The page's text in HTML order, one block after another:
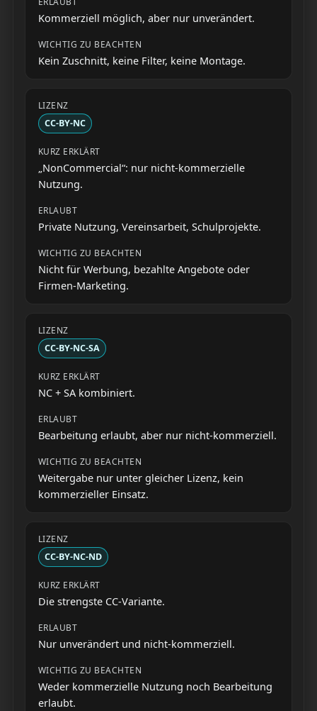
Kommerziell möglich, aber nur unverändert.
Kein Zuschnitt, keine Filter, keine Montage.
CC-BY-NC
„NonCommercial“: nur nicht-kommerzielle
Nutzung.
Private Nutzung, Vereinsarbeit, Schulprojekte.
Nicht für Werbung, bezahlte Angebote oder
Firmen-Marketing.
CC-BY-NC-SA
NC + SA kombiniert.
Bearbeitung erlaubt, aber nur nicht-kommerziell.
Weitergabe nur unter gleicher Lizenz, kein
kommerzieller Einsatz.
CC-BY-NC-ND
Die strengste CC-Variante.
Nur unverändert und nicht-kommerziell.
Weder kommerzielle Nutzung noch Bearbeitung
erlaubt.